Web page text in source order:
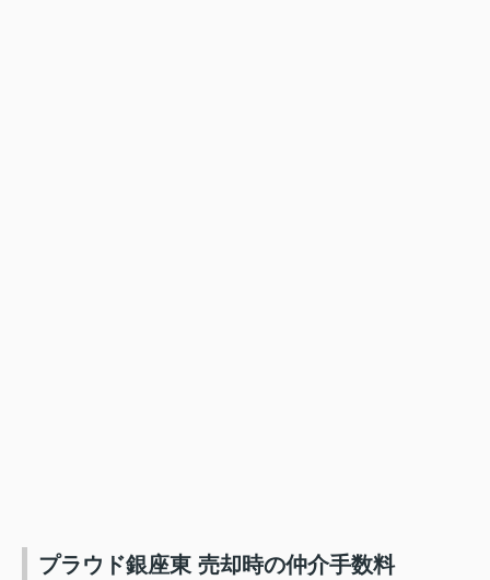
プラウド銀座東 売却時の仲介手数料